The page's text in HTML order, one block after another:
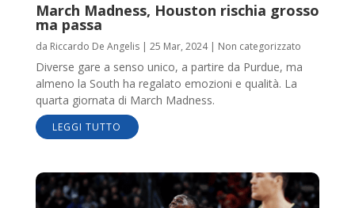
March Madness, Houston rischia grosso
ma passa
da Riccardo De Angelis| 25 Mar, 2024| Non categorizzato
Diverse gare a senso unico, a partire da Purdue, ma
almeno la South ha regalato emozioni e qualità. La
quarta giornata di March Madness.
LEGGI TUTTO